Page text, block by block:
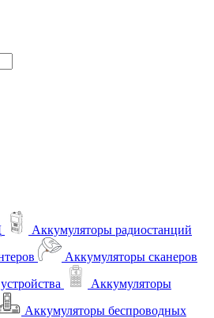
Аккумуляторы радиостанций
Аккумуляторы сканеров
Аккумуляторы
Аккумуляторы беспроводных